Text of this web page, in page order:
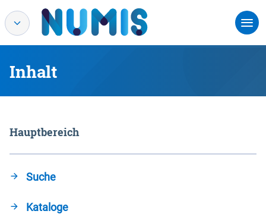
Inhalt
Hauptbereich
Suche
Kataloge